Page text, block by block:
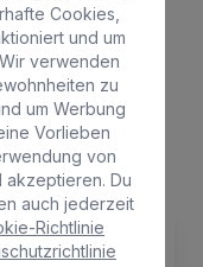
Cookies,
und um
verwenden
zu
um Werbung
Vorlieben
von
Du
auch jederzeit
Richtlinie